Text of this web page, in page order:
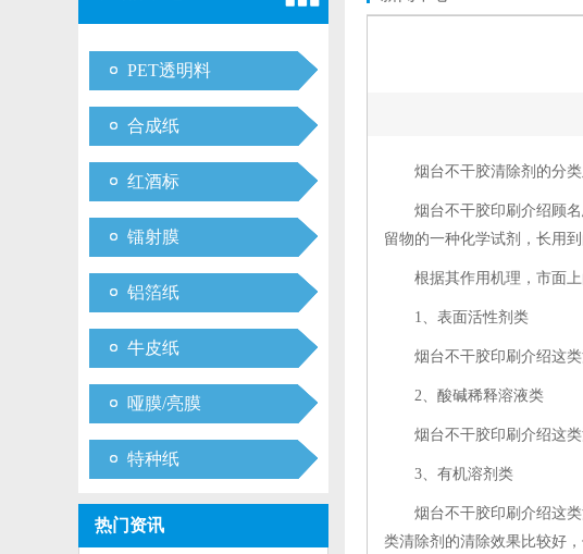
PET透明料
合成纸
红酒标
镭射膜
铝箔纸
牛皮纸
哑膜/亮膜
特种纸
热门资讯
烟台不干胶清除剂的分
烟台不干胶印刷 介绍顾
留物的一种化学试剂，长用
根据其作用机理，市面
1、表面活性剂类
烟台不干胶印刷 介绍这
2、酸碱稀释溶液类
烟台不干胶印刷 介绍这
3、有机溶剂类
烟台不干胶印刷 介绍这
类清除剂的清除效果比较好